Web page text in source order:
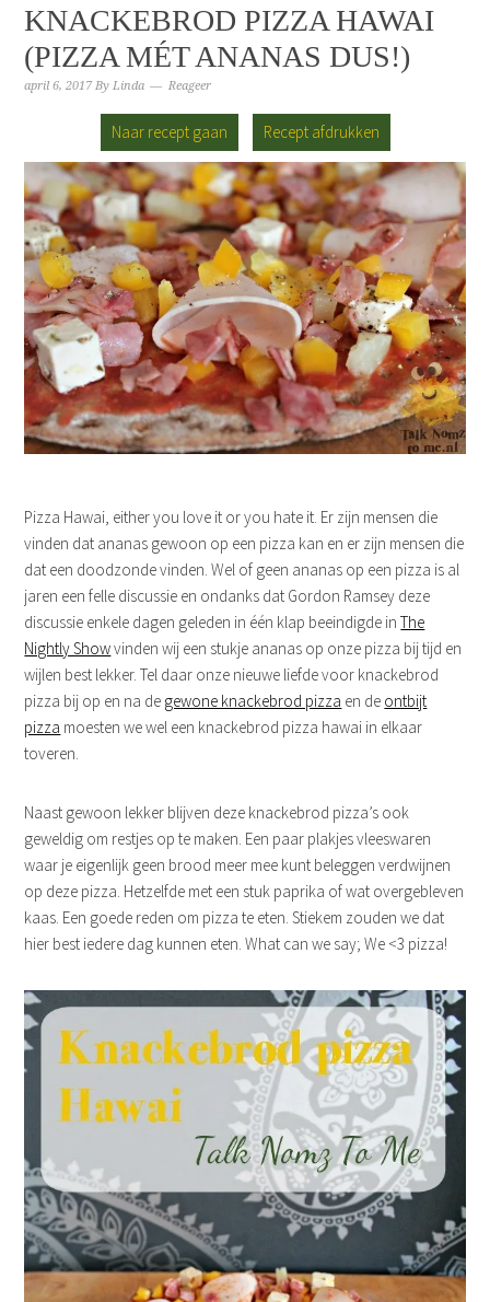
KNACKEBROD PIZZA HAWAI
(PIZZA MÉT ANANAS DUS!)
april 6, 2017 ByLinda Reageer
Naar recept gaan Recept afdrukken
Pizza Hawai, either you love it or you hate it. Er zijn mensen die
vinden dat ananas gewoon op een pizza kan en er zijn mensen die
dat een doodzonde vinden. Wel of geen ananas op een pizza is al
jaren een felle discussie en ondanks dat Gordon Ramsey deze
discussie enkele dagen geleden in één klap beeindigde inThe
Nightly Showvinden wij een stukje ananas op onze pizza bij tijd en
wijlen best lekker. Tel daar onze nieuwe liefde voor knackebrod
pizza bij op en na de gewone knackebrod pizza en de ontbijt
pizza moesten we wel een knackebrod pizza hawai in elkaar
toveren.
Naast gewoon lekker blijven deze knackebrod pizza’s ook
geweldig om restjes op te maken. Een paar plakjes vleeswaren
waar je eigenlijk geen brood meer mee kunt beleggen verdwijnen
op deze pizza. Hetzelfde met een stuk paprika of wat overgebleven
kaas. Een goede reden om pizza te eten. Stiekem zouden we dat
hier best iedere dag kunnen eten. What can we say; We <3 pizza!